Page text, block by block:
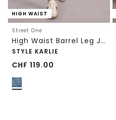
HIGH WAIST
Street One
High Waist Barrel Leg Jeans im Loose Fit
STYLE KARLIE
CHF 119.00